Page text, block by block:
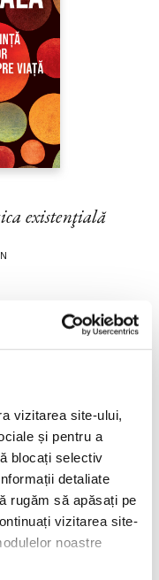
vizitarea site-ului,
și pentru a
blocați selectiv
detaliate
rugăm să apăsați pe
vizitarea site-
noastre
existenţială